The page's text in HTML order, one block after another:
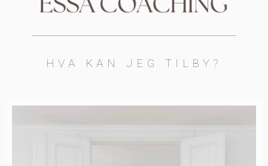
HVA KAN JEG TILBY?